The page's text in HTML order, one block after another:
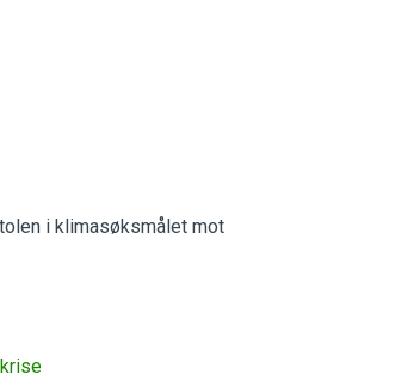
i klimasøksmålet mot